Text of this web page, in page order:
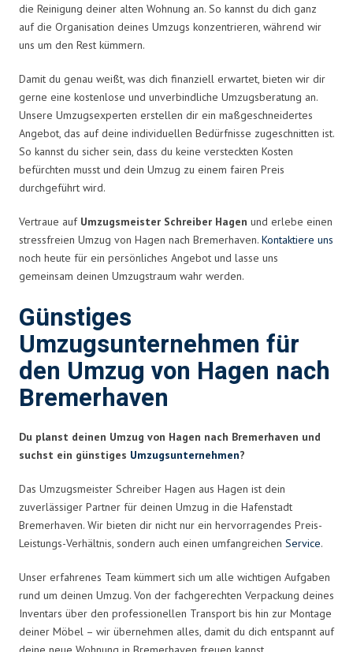
die Reinigung deiner alten Wohnung an. So kannst du dich ganz
auf die Organisation deines Umzugs konzentrieren, während wir
uns um den Rest kümmern.
Damit du genau weißt, was dich finanziell erwartet, bieten wir dir
gerne eine kostenlose und unverbindliche Umzugsberatung an.
Unsere Umzugsexperten erstellen dir ein maßgeschneidertes
Angebot, das auf deine individuellen Bedürfnisse zugeschnitten ist.
So kannst du sicher sein, dass du keine versteckten Kosten
befürchten musst und dein Umzug zu einem fairen Preis
durchgeführt wird.
Vertraue auf Umzugsmeister Schreiber Hagen und erlebe einen
stressfreien Umzug von Hagen nach Bremerhaven. Kontaktiere uns
noch heute für ein persönliches Angebot und lasse uns
gemeinsam deinen Umzugstraum wahr werden.
Günstiges
Umzugsunternehmen für
den Umzug von Hagen nach
Bremerhaven
Du planst deinen Umzug von Hagen nach Bremerhaven und
suchst ein günstiges Umzugsunternehmen?
Das Umzugsmeister Schreiber Hagen aus Hagen ist dein
zuverlässiger Partner für deinen Umzug in die Hafenstadt
Bremerhaven. Wir bieten dir nicht nur ein hervorragendes Preis-
Leistungs-Verhältnis, sondern auch einen umfangreichen Service.
Unser erfahrenes Team kümmert sich um alle wichtigen Aufgaben
rund um deinen Umzug. Von der fachgerechten Verpackung deines
Inventars über den professionellen Transport bis hin zur Montage
deiner Möbel – wir übernehmen alles, damit du dich entspannt auf